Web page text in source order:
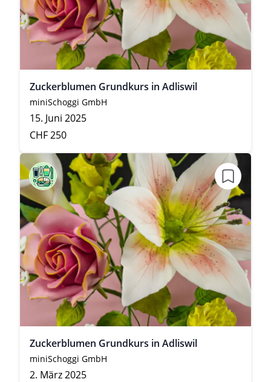
Zuckerblumen Grundkurs in Adliswil
miniSchoggi GmbH
15. Juni 2025
CHF 250
Zuckerblumen Grundkurs in Adliswil
miniSchoggi GmbH
2. März 2025